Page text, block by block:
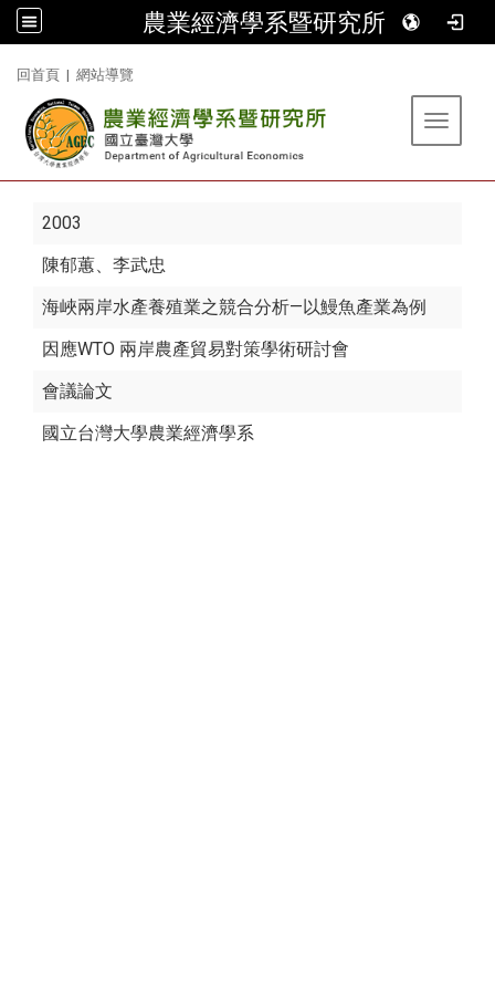
農業經濟學系暨研究所
回首頁 | 網站導覽
Toggle
2003
陳郁蕙、李武忠
海峽兩岸水產養殖業之競合分析—以鰻魚產業為例
因應WTO 兩岸農產貿易對策學術研討會
會議論文
國立台灣大學農業經濟學系